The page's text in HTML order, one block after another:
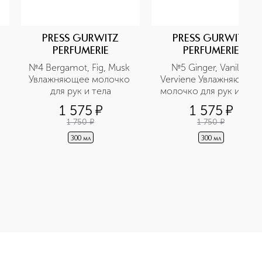
PRESS GURWITZ
PERFUMERIE
№4 Bergamot, Fig, Musk
Увлажняющее молочко
для рук и тела
1 575 ¤
1 750 ¤
300 мл
PRESS GURWITZ
PERFUMERIE
№5 Ginger, Vanilla,
Verviene Увлажняющее
молочко для рук и тела
1 575 ¤
1 750 ¤
300 мл